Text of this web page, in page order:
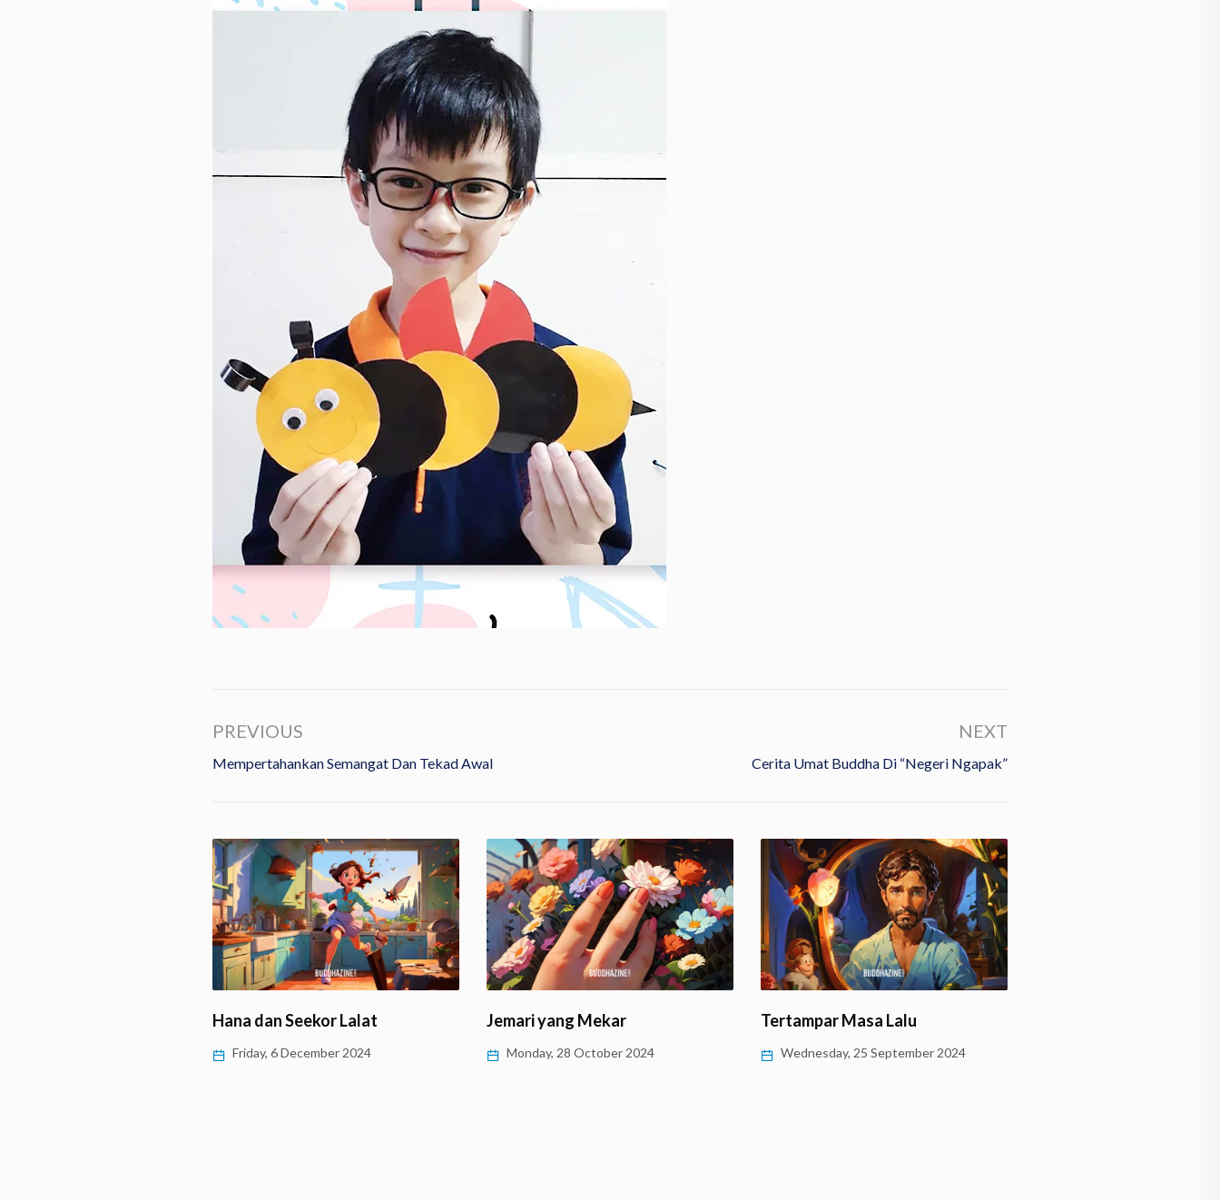
PREVIOUS
Mempertahankan Semangat Dan Tekad Awal
NEXT
Cerita Umat Buddha Di “Negeri Ngapak”
Hana dan Seekor Lalat
Friday, 6 December 2024
Jemari yang Mekar
Monday, 28 October 2024
Tertampar Masa Lalu
Wednesday, 25 September 2024